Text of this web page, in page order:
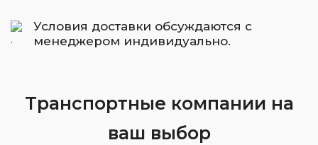
Условия доставки обсуждаются с
менеджером индивидуально.
Транспортные компании на
ваш выбор